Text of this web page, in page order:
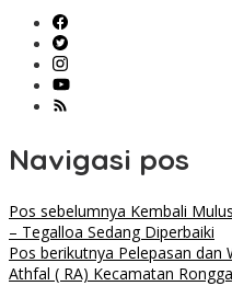
Navigasi pos
Pos sebelumnya Kembali
– Tegalloa Sedang Diperbaiki
Pos berikutnya Pelepasan dan
Athfal ( RA) Kecamatan